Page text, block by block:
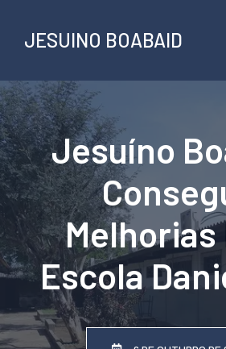
conteúdo
JESUINO BOABAID
Jesuíno
Melhorias
Escola